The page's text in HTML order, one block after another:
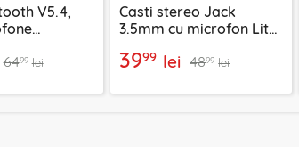
V5.4,
6499 lei
Casti stereo Jack
3.5mm cu microfon Lito
3999 lei 4899 lei